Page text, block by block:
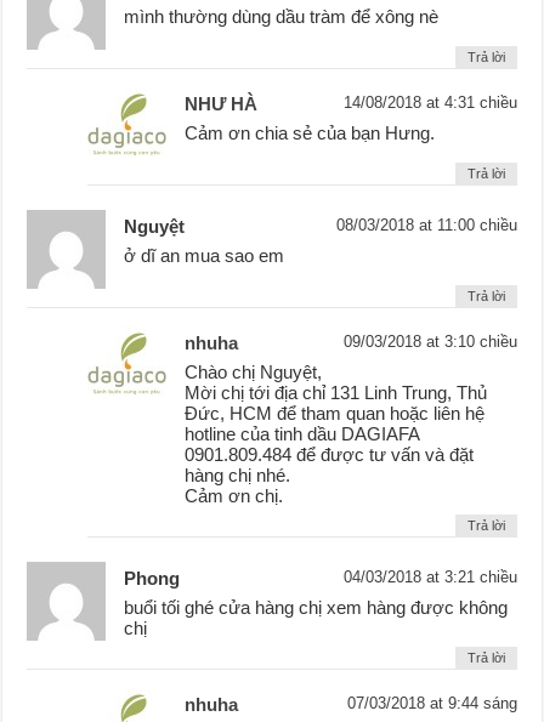
mình thường dùng dầu tràm để xông nè
Trả lời
NHƯ HÀ 14/08/2018 at 4:31 chiều
Cảm ơn chia sẻ của bạn Hưng.
Trả lời
Nguyệt 08/03/2018 at 11:00 chiều
ở dĩ an mua sao em
Trả lời
nhuha 09/03/2018 at 3:10 chiều
Chào chị Nguyệt,
Mời chị tới địa chỉ 131 Linh Trung, Thủ
Đức, HCM để tham quan hoặc liên hệ
hotline của tinh dầu DAGIAFA
0901.809.484 để được tư vấn và đặt
hàng chị nhé.
Cảm ơn chị.
Trả lời
Phong 04/03/2018 at 3:21 chiều
buổi tối ghé cửa hàng chị xem hàng được không
chị
Trả lời
nhuha 07/03/2018 at 9:44 sáng